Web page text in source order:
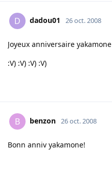
D dadou01 26 oct. 2008
Joyeux anniversaire yakamone
:V) :V) :V) :V)
B benzon 26 oct. 2008
Bonn anniv yakamone!